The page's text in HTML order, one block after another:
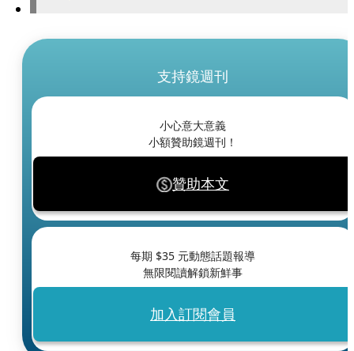
支持鏡週刊
小心意大意義
小額贊助鏡週刊！
贊助本文
每期 $35 元動態話題報導
無限閱讀解鎖新鮮事
加入訂閱會員